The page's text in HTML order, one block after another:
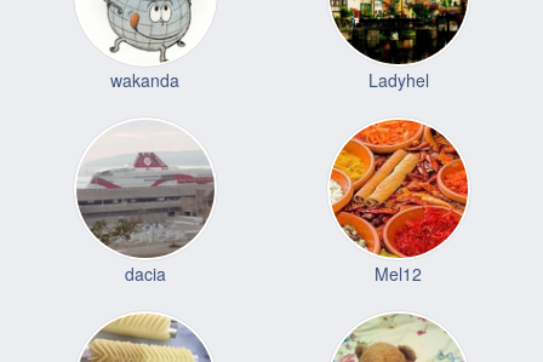
wakanda Ladyhel
dacia Mel12